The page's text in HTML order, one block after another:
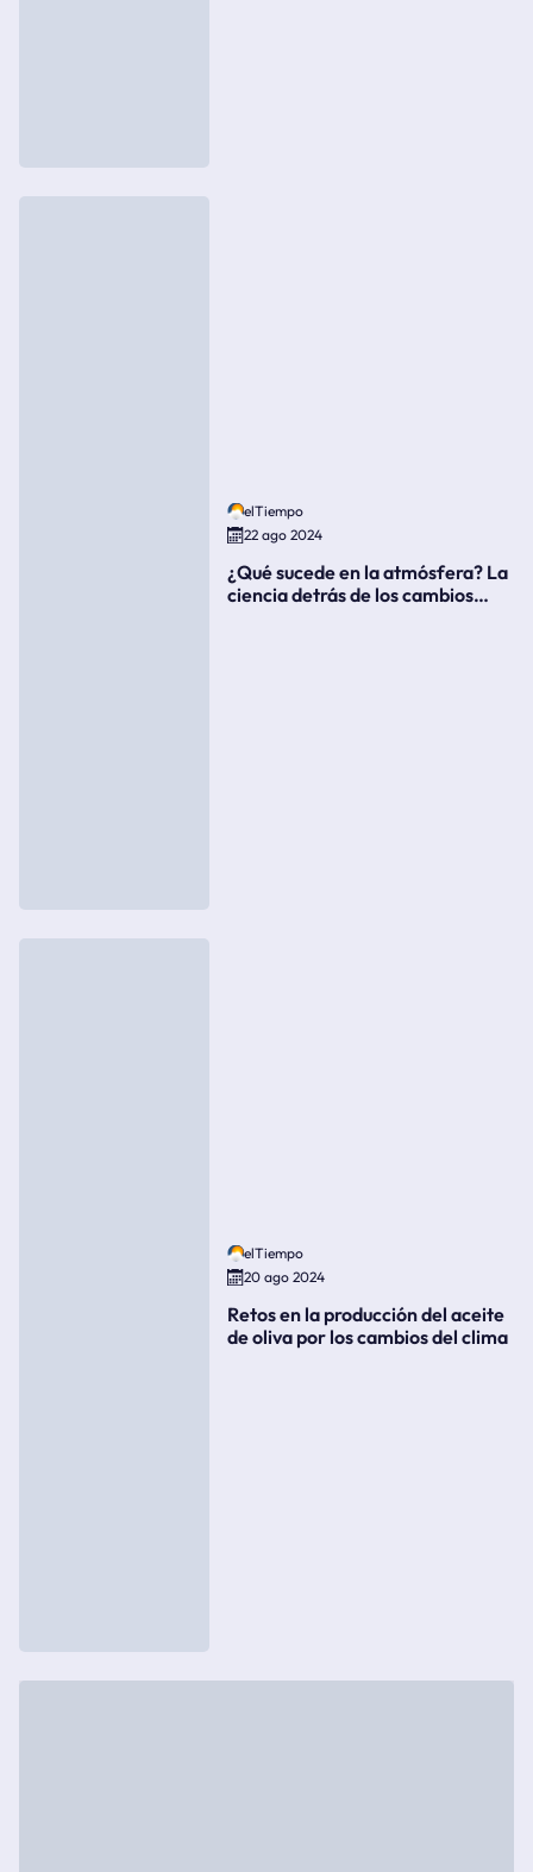
elTiempo
22 ago 2024
¿Qué sucede en la atmósfera? La
ciencia detrás de los cambios
elTiempo
20 ago 2024
Retos en la producción del aceite
de oliva por los cambios del clima